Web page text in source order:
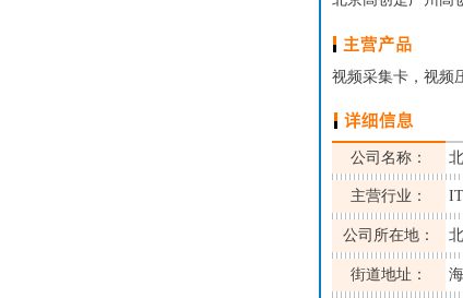
视频采集卡，视频
公司名称：
主营行业：
公司所在地：
街道地址：